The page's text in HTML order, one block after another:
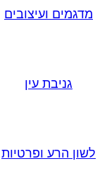
מדגמים ועיצובים
גניבת עין
לשון הרע ופרטיות